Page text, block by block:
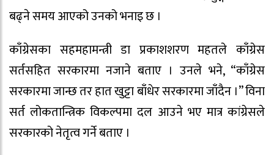
बढ्ने समय आएको उनको भनाइ छ ।
काँग्रेसका सहमहामन्त्री डा प्रकाशशरण महतले काँग्रेस
सर्तसहित सरकारमा नजाने बताए । उनले भने, “काँग्रेस
सरकारमा जान्छ तर हात खुट्टा बाँधेर सरकारमा जाँदैन ।” विना
सर्त लोकतान्त्रिक विकल्पमा दल आउने भए मात्र कांग्रेसले
सरकारको नेतृत्व गर्ने बताए ।